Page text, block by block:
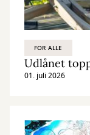
FOR ALLE
01. juli 2026